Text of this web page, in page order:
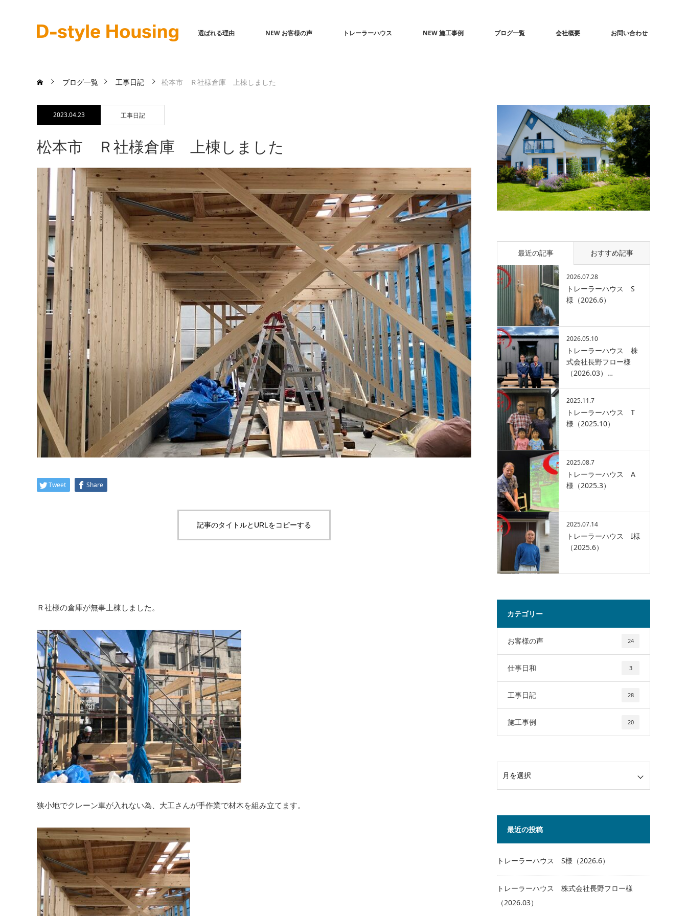
選ばれる理由 NEW お客様の声 トレーラーハウス NEW 施工事例 ブログ一覧 会社概要 お問い合わせ
ブログ一覧 工事日記 松本市 Ｒ社様倉庫 上棟しました
2023.04.23 工事日記
松本市 Ｒ社様倉庫 上棟しました
Tweet Share
記事のタイトルとURLをコピーする
Ｒ社様の倉庫が無事上棟しました。
狭小地でクレーン車が入れない為、大工さんが手作業で材木を組み立てます。
最近の記事 おすすめ記事
2026.07.28
トレーラーハウス S
様（2026.6）
2026.05.10
トレーラーハウス 株
式会社長野フロー様
（2026.03）…
2025.11.7
トレーラーハウス T
様（2025.10）
2025.08.7
トレーラーハウス A
様（2025.3）
2025.07.14
トレーラーハウス I様
（2025.6）
カテゴリー
お客様の声 24
仕事日和 3
工事日記 28
施工事例 20
最近の投稿
トレーラーハウス S様（2026.6）
トレーラーハウス 株式会社長野フロー様
（2026.03）